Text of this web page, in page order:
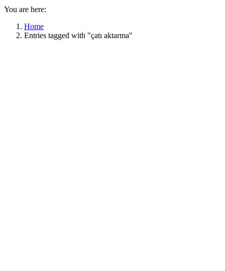
You are here:
Home
Entries tagged with "çatı aktarma"